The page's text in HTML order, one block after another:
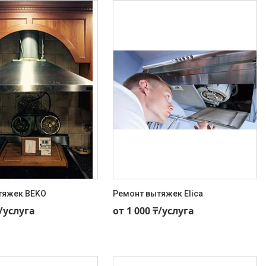
BEKO
59-11
Ремонт вытяжек Elica
от 1 000 ₸/услуга
+7 (707) 495-59-11